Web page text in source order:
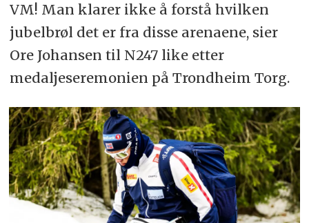
VM! Man klarer ikke å forstå hvilken
jubelbrøl det er fra disse arenaene, sier
Ore Johansen til N247 like etter
medaljeseremonien på Trondheim Torg.